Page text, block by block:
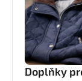
Doplňky